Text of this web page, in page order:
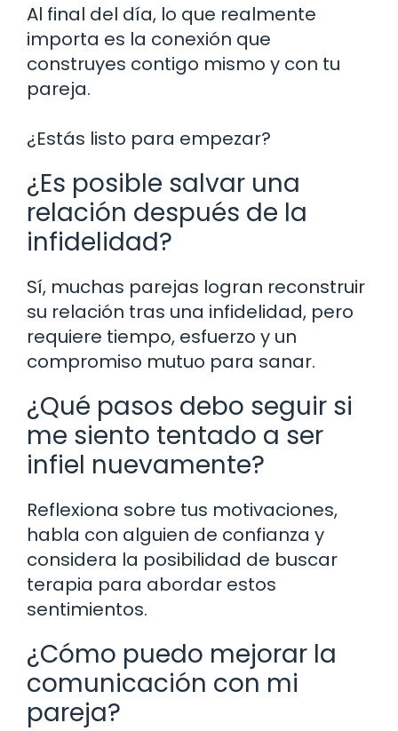
Al final del día, lo que realmente
importa es la conexión que
construyes contigo mismo y con tu
pareja.
¿Estás listo para empezar?
¿Es posible salvar una
relación después de la
infidelidad?
Sí, muchas parejas logran reconstruir
su relación tras una infidelidad, pero
requiere tiempo, esfuerzo y un
compromiso mutuo para sanar.
¿Qué pasos debo seguir si
me siento tentado a ser
infiel nuevamente?
Reflexiona sobre tus motivaciones,
habla con alguien de confianza y
considera la posibilidad de buscar
terapia para abordar estos
sentimientos.
¿Cómo puedo mejorar la
comunicación con mi
pareja?